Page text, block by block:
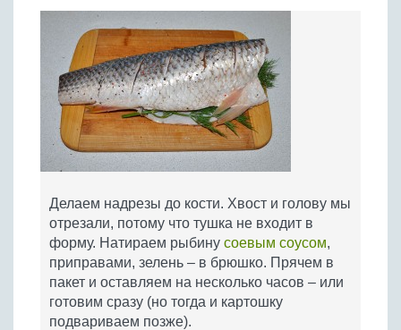
Делаем надрезы до кости. Хвост и голову мы
отрезали, потому что тушка не входит в
форму. Натираем рыбину соевым соусом,
приправами, зелень – в брюшко. Прячем в
пакет и оставляем на несколько часов – или
готовим сразу (но тогда и картошку
подвариваем позже).